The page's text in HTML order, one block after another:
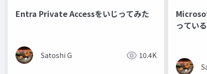
Entra Private Accessをいじってみた
Satoshi G 10.4K
ってい